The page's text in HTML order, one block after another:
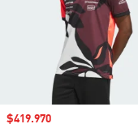
Precio de venta
$419.970